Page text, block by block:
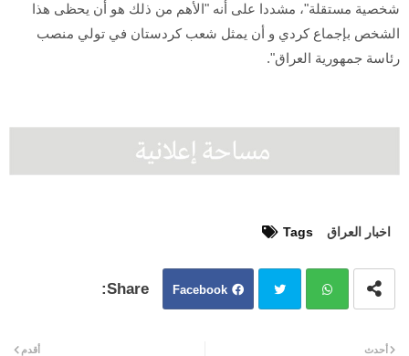
شخصية مستقلة"، مشددا على أنه "الأهم من ذلك هو أن يحظى هذا
الشخص بإجماع كردي و أن يمثل شعب كردستان في تولي منصب
رئاسة جمهورية العراق".
Tags اخبار العراق
Facebook
أحدث أقدم